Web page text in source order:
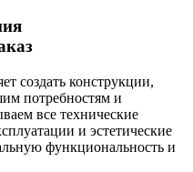
создать конструкции,
потребностям и
все технические
и эстетические
функциональность и